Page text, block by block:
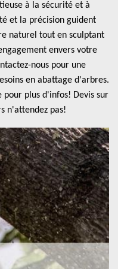
à la sécurité et à
et la précision guident
naturel tout en sculptant
envers votre
nous pour une
en abattage d'arbres.
pour plus d'infos! Devis sur
n'attendez pas!